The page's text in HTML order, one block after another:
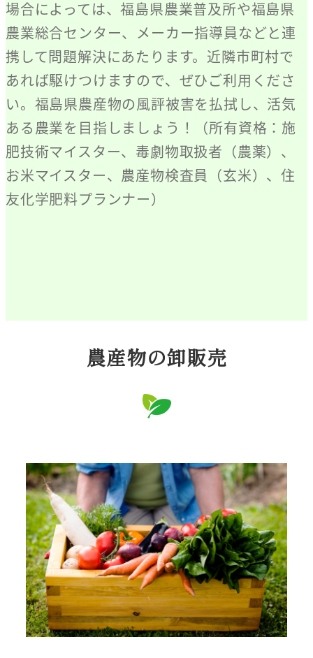
場合によっては、福島県農業普及所や福島県
農業総合センター、メーカー指導員などと連
携して問題解決にあたります。近隣市町村で
あれば駆けつけますので、ぜひご利用くださ
い。福島県農産物の風評被害を払拭し、活気
ある農業を目指しましょう！（所有資格：施
肥技術マイスター、毒劇物取扱者（農薬）、
お米マイスター、農産物検査員（玄米）、住
友化学肥料プランナー）
農産物の卸販売